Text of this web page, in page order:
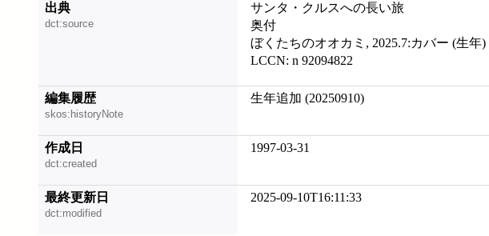
出典
dct:source
サンタ・クルスへの長い旅
奥付
ぼくたちのオオカミ, 2025.7:カバー (生年)
LCCN: n 92094822
編集履歴
skos:historyNote
生年追加 (20250910)
作成日
dct:created
1997-03-31
最終更新日
dct:modified
2025-09-10T16:11:33